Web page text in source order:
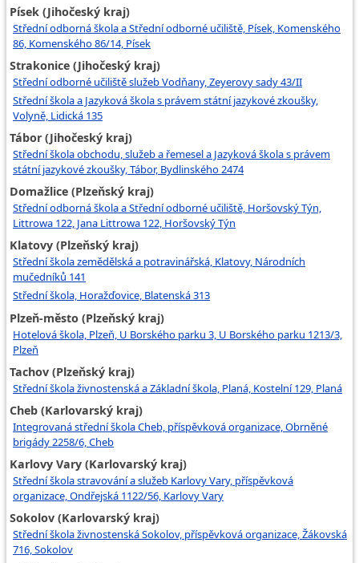
Písek (Jihočeský kraj)
Střední odborná škola a Střední odborné učiliště, Písek, Komenského
86, Komenského 86/14, Písek
Strakonice (Jihočeský kraj)
Střední odborné učiliště služeb Vodňany, Zeyerovy sady 43/II
Střední škola a Jazyková škola s právem státní jazykové zkoušky,
Volyně, Lidická 135
Tábor (Jihočeský kraj)
Střední škola obchodu, služeb a řemesel a Jazyková škola s právem
státní jazykové zkoušky, Tábor, Bydlinského 2474
Domažlice (Plzeňský kraj)
Střední odborná škola a Střední odborné učiliště, Horšovský Týn,
Littrowa 122, Jana Littrowa 122, Horšovský Týn
Klatovy (Plzeňský kraj)
Střední škola zemědělská a potravinářská, Klatovy, Národních
mučedníků 141
Střední škola, Horažďovice, Blatenská 313
Plzeň-město (Plzeňský kraj)
Hotelová škola, Plzeň, U Borského parku 3, U Borského parku 1213/3,
Plzeň
Tachov (Plzeňský kraj)
Střední škola živnostenská a Základní škola, Planá, Kostelní 129, Planá
Cheb (Karlovarský kraj)
Integrovaná střední škola Cheb, příspěvková organizace, Obrněné
brigády 2258/6, Cheb
Karlovy Vary (Karlovarský kraj)
Střední škola stravování a služeb Karlovy Vary, příspěvková
organizace, Ondřejská 1122/56, Karlovy Vary
Sokolov (Karlovarský kraj)
Střední škola živnostenská Sokolov, příspěvková organizace, Žákovská
716, Sokolov